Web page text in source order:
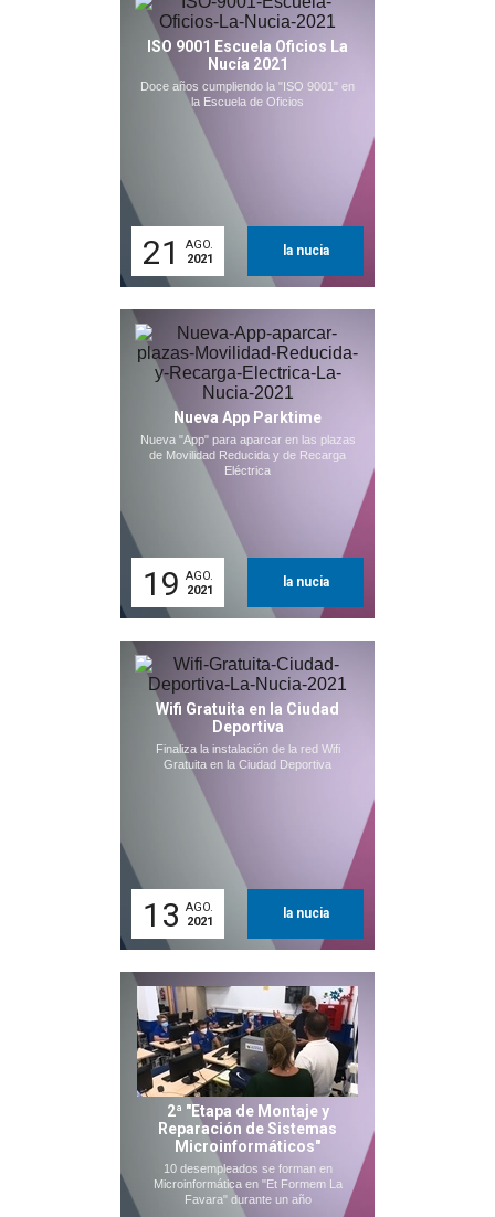
ISO 9001 Escuela Oficios La
Nucía 2021
Doce años cumpliendo la "ISO 9001" en
la Escuela de Oficios
21
AGO.
2021
la nucia
Nueva App Parktime
Nueva "App" para aparcar en las plazas
de Movilidad Reducida y de Recarga
Eléctrica
19 AGO.
2021
la nucia
Wifi Gratuita en la Ciudad
Deportiva
Finaliza la instalación de la red Wifi
Gratuita en la Ciudad Deportiva
13 AGO.
2021
la nucia
2ª "Etapa de Montaje y
Reparación de Sistemas
Microinformáticos"
10 desempleados se forman en
Microinformática en "Et Formem La
Favara" durante un año